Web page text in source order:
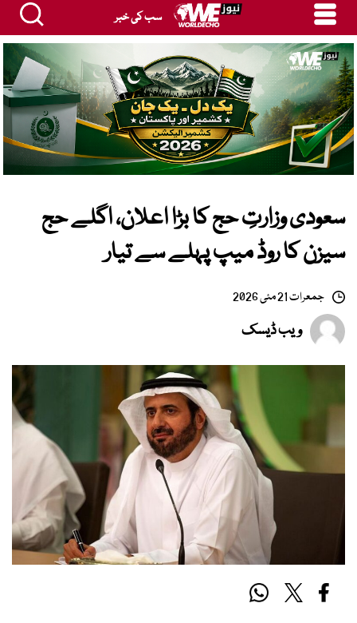
سب کی خبر
سعودی وزارتِ حج کا بڑا اعلان، اگلے حج
سیزن کا روڈ میپ پہلے سے تیار
جمعرات 21 مئی 2026
ویب ڈیسک